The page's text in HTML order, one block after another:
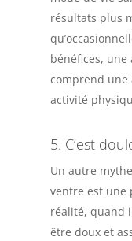
résultats plus
bénéfices,
comprend
activité
5. C’est
Un autre
ventre est une
réalité, quand
être doux et